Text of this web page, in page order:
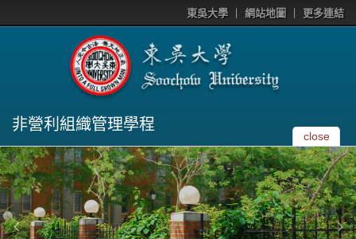
東吳大學 網站地圖 更多連結
非營利組織管理學程
close